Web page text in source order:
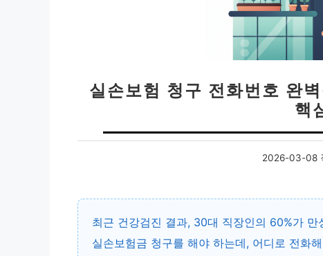
실손보험 청구 전화번호 완
핵
2026-03-08
최근 건강검진 결과, 30대 직장인의 60%가
실손보험금 청구를 해야 하는데, 어디로 전화